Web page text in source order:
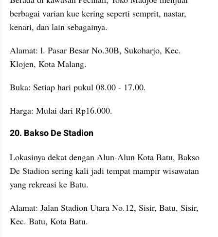
berbagai varian kue kering seperti semprit, nastar,
kenari, dan lain sebagainya.
Alamat: l. Pasar Besar No.30B, Sukoharjo, Kec.
Klojen, Kota Malang.
Buka: Setiap hari pukul 08.00 - 17.00.
Harga: Mulai dari Rp16.000.
20. Bakso De Stadion
Lokasinya dekat dengan Alun-Alun Kota Batu, Bakso
De Stadion sering kali jadi tempat mampir wisawatan
yang rekreasi ke Batu.
Alamat: Jalan Stadion Utara No.12, Sisir, Batu, Sisir,
Kec. Batu, Kota Batu.